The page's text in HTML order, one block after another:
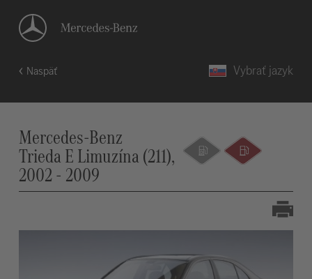
Naspäť Vybrať jazyk
Mercedes-Benz
Trieda E Limuzína (211),
2002 - 2009